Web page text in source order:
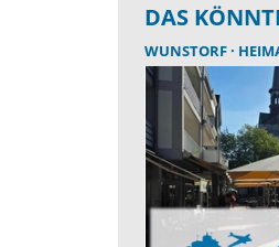
DAS
WUNSTORF